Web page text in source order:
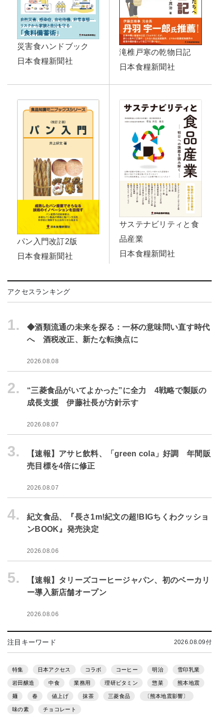
災害食ハンドブック
日本食糧新聞社
滝椎戸寒の乾物日記
日本食糧新聞社
パン入門改訂2版
日本食糧新聞社
サステナビリティと食
品産業
日本食糧新聞社
アクセスランキング
1.
◆酒類流通の未来を探る：一杯の意味問い直す時代
へ 酒税改正、新たな転換点に
2026.08.08
2.
“三菱食品がいてよかった”に全力 4戦略で製販の
成長支援 伊藤社長が方針示す
2026.08.07
3.
【速報】アサヒ飲料、「green cola」好調 年間販
売目標を4倍に修正
2026.08.07
4.
紀文食品、『長さ1m!紀文の超!BIGちくわクッショ
ンBOOK』発売決定
2026.08.06
5.
【速報】タリーズコーヒージャパン、初のベーカリ
ー導入新店舗オープン
2026.08.06
注目キーワード 2026.08.09付
特集 日本アクセス コラボ コーヒー 明治 雪印乳業
岩田醸造 中食 業務用 理研ビタミン 惣菜 熊本地震
麺 春 値上げ 抹茶 三菱食品 〔熊本地震影響〕
味の素 チョコレート